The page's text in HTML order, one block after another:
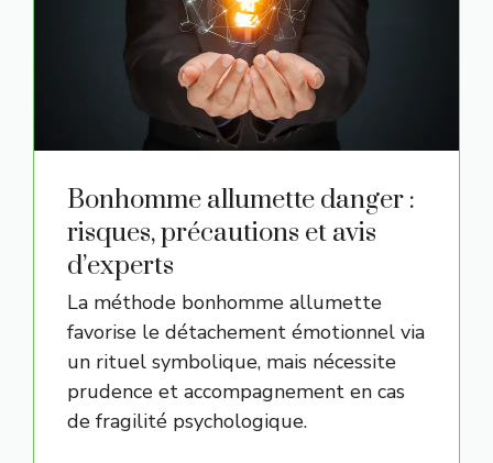
Bonhomme allumette danger :
risques, précautions et avis
d’experts
La méthode bonhomme allumette
favorise le détachement émotionnel via
un rituel symbolique, mais nécessite
prudence et accompagnement en cas
de fragilité psychologique.